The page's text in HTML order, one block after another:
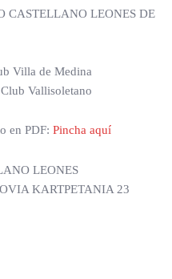
CASTELLANO LEONES DE
Villa de Medina
Vallisoletano
en PDF: Pincha aquí
LEONES
KARTPETANIA 23